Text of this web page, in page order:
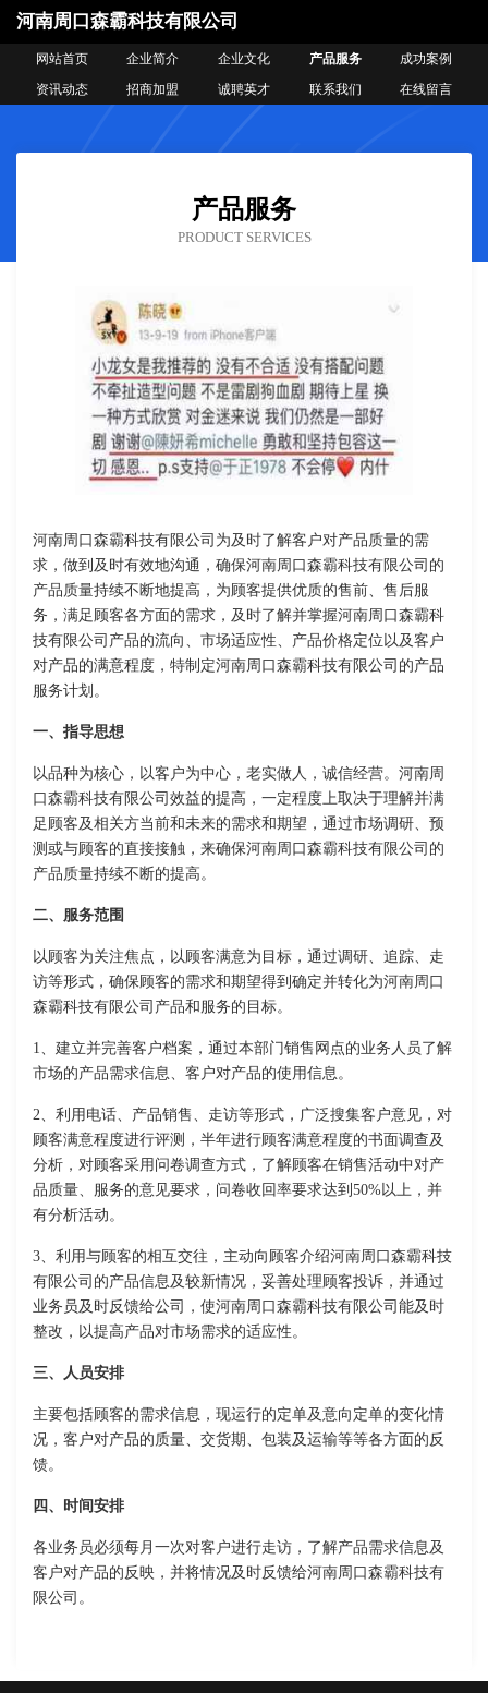
河南周口森霸科技有限公司
网站首页 企业简介 企业文化 产品服务
成功案例
资讯动态
招商加盟 诚聘英才 联系我们 在线留言
产品服务
PRODUCT SERVICES
河南周口森霸科技有限公司为及时了解客户对产品质量的需
求，做到及时有效地沟通，确保河南周口森霸科技有限公司的
产品质量持续不断地提高，为顾客提供优质的售前、售后服
务，满足顾客各方面的需求，及时了解并掌握河南周口森霸科
技有限公司产品的流向、市场适应性、产品价格定位以及客户
对产品的满意程度，特制定河南周口森霸科技有限公司的产品
服务计划。
一、指导思想
以品种为核心，以客户为中心，老实做人，诚信经营。河南周
口森霸科技有限公司效益的提高，一定程度上取决于理解并满
足顾客及相关方当前和未来的需求和期望，通过市场调研、预
测或与顾客的直接接触，来确保河南周口森霸科技有限公司的
产品质量持续不断的提高。
二、服务范围
以顾客为关注焦点，以顾客满意为目标，通过调研、追踪、走
访等形式，确保顾客的需求和期望得到确定并转化为河南周口
森霸科技有限公司产品和服务的目标。
1、建立并完善客户档案，通过本部门销售网点的业务人员了解
市场的产品需求信息、客户对产品的使用信息。
2、利用电话、产品销售、走访等形式，广泛搜集客户意见，对
顾客满意程度进行评测，半年进行顾客满意程度的书面调查及
分析，对顾客采用问卷调查方式，了解顾客在销售活动中对产
品质量、服务的意见要求，问卷收回率要求达到50%以上，并
有分析活动。
3、利用与顾客的相互交往，主动向顾客介绍河南周口森霸科技
有限公司的产品信息及较新情况，妥善处理顾客投诉，并通过
业务员及时反馈给公司，使河南周口森霸科技有限公司能及时
整改，以提高产品对市场需求的适应性。
三、人员安排
主要包括顾客的需求信息，现运行的定单及意向定单的变化情
况，客户对产品的质量、交货期、包装及运输等等各方面的反
馈。
四、时间安排
各业务员必须每月一次对客户进行走访，了解产品需求信息及
客户对产品的反映，并将情况及时反馈给河南周口森霸科技有
限公司。